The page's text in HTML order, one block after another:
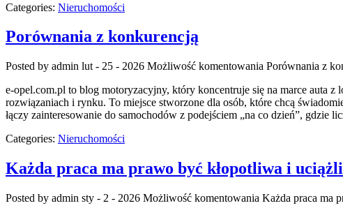
Categories: Nieruchomości
Porównania z konkurencją
Posted by admin lut - 25 - 2026 Możliwość komentowania Porównania z
e-opel.com.pl to blog motoryzacyjny, który koncentruje się na marce auta
rozwiązaniach i rynku. To miejsce stworzone dla osób, które chcą
łączy zainteresowanie do samochodów z podejściem „na co dzień”, gdzie
Categories: Nieruchomości
Każda praca ma prawo być kłopotliwa i
Posted by admin sty - 2 - 2026 Możliwość komentowania Każda praca ma